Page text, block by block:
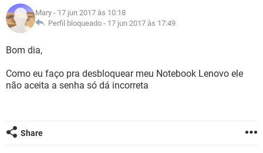
GUIA DE COMPRAS
INSTAGRAM
GUIA DE COMPRAS
CELULAR
OUTLOOK EXCEL
INSTAGRAM
JOGOS
CELULAR
OUTLOOK
INSTAGRAM GMAIL
GLOSSÁRIO
JOGOS
OUTLOOK EXCEL
GUIA DE COMPRAS
Mary - 17 jun 2017 às 10:18
Perfil bloqueado - 17 jun 2017 às 17:49
Bom dia,
Como eu faço pra desbloquear meu Notebook Lenovo ele
não aceita a senha só dá incorreta
Share